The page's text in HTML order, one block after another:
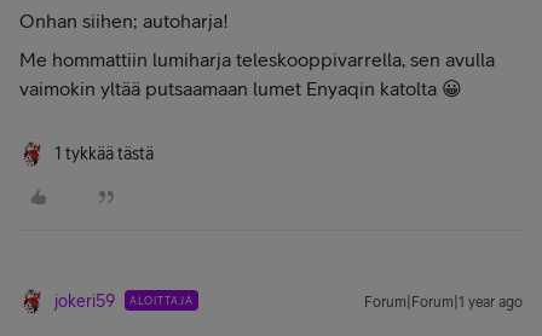
Onhan siihen; autoharja!
Me hommattiin lumiharja teleskooppivarrella, sen avulla
vaimokin yltää putsaamaan lumet Enyaqin katolta 😀
1 tykkää tästä
jokeri59 ALOITTAJA Forum|Forum|1 year ago